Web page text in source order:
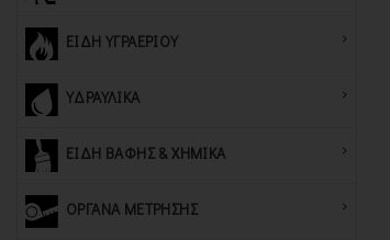
ΕΙΔΗ ΥΓΡΑΕΡΙΟΥ
ΥΔΡΑΥΛΙΚΑ
ΕΙΔΗ ΒΑΦΗΣ & ΧΗΜΙΚΑ
ΟΡΓΑΝΑ ΜΕΤΡΗΣΗΣ